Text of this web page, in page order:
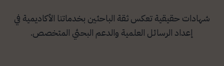
شهادات حقيقية تعكس ثقة الباحثين بخدماتنا الأكاديمية في
إعداد الرسائل العلمية والدعم البحثي المتخصص.